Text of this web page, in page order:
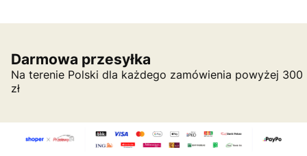
Darmowa przesyłka
Na terenie Polski dla każdego zamówienia powyżej 300
zł